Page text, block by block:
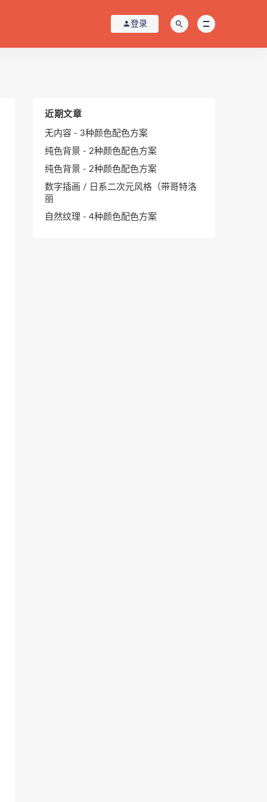
登录
近期文章
无内容 - 3种颜色配色方案
纯色背景 - 2种颜色配色方案
纯色背景 - 2种颜色配色方案
数字插画 / 日系二次元风格（带哥特洛
丽
自然纹理 - 4种颜色配色方案